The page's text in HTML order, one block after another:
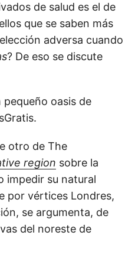
de salud es el de
que se saben más
adversa cuando
? De eso se discute
pequeño oasis de
otro de The
region sobre la
impedir su natural
por vértices Londres,
se argumenta, de
del noreste de